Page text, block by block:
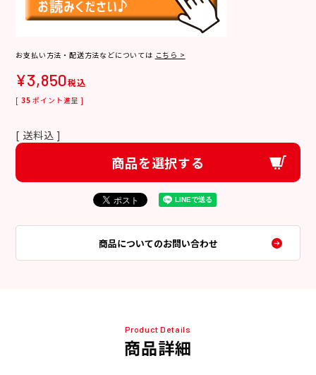
お支払い方法・配送方法などについては こちら >
¥3,850税込
[ 35 ポイント進呈 ]
送料込
商品を選択する
商品についてのお問い合わせ
Product Details
商品詳細